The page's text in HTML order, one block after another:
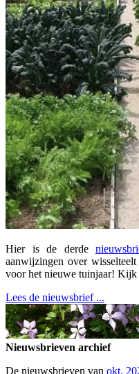
Hier is de derde
aanwijzingen over
voor het nieuwe tuinjaar!
Lees de nieuwsbrief ...
Nieuwsbrieven archief
De nieuwsbrieven van okt.